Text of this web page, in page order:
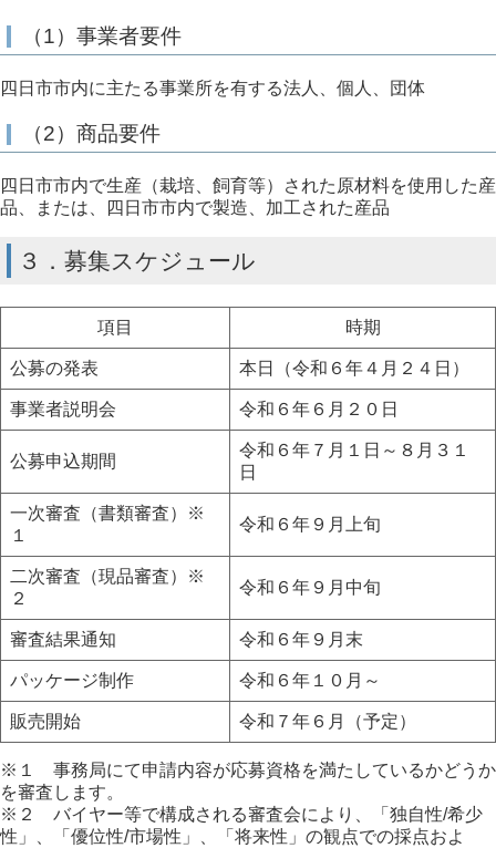
（1）事業者要件
四日市市内に主たる事業所を有する法人、個人、団体
（2）商品要件
四日市市内で生産（栽培、飼育等）された原材料を使用した産
品、または、四日市市内で製造、加工された産品
３．募集スケジュール
項目 時期
公募の発表 本日（令和６年４月２４日）
事業者説明会 令和６年６月２０日
公募申込期間
令和６年７月１日～８月３１
日
一次審査（書類審査）※
１
令和６年９月上旬
二次審査（現品審査）※
２
令和６年９月中旬
審査結果通知 令和６年９月末
パッケージ制作 令和６年１０月～
販売開始 令和７年６月（予定）
※１ 事務局にて申請内容が応募資格を満たしているかどうか
を審査します。
※２ バイヤー等で構成される審査会により、「独自性/希少
性」、「優位性/市場性」、「将来性」の観点での採点およ